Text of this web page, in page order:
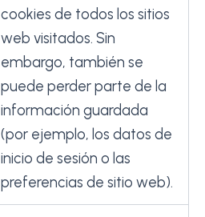
cookies de todos los sitios
web visitados. Sin
embargo, también se
puede perder parte de la
información guardada
(por ejemplo, los datos de
inicio de sesión o las
preferencias de sitio web).